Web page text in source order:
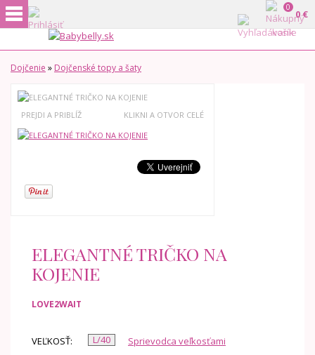
0
0 €
Dojčenie » Dojčenské topy a šaty
PREJDI A PRIBLÍŽ KLIKNI A OTVOR CELÉ
ELEGANTNÉ TRIČKO NA
KOJENIE
LOVE2WAIT
VEĽKOSŤ: L/40
Sprievodca veľkosťami